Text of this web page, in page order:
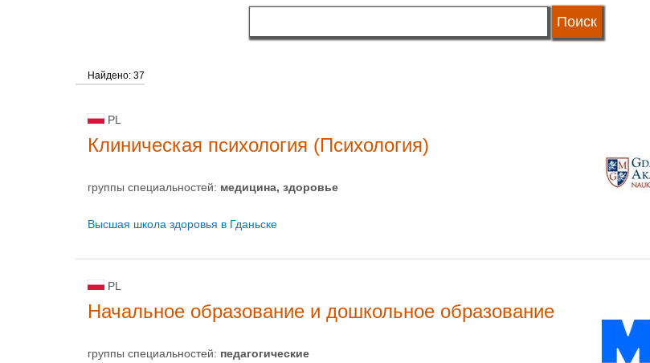
Найдено: 37
PL
Клиническая психология (Психология)
группы специальностей: медицина, здоровье
Высшая школа здоровья в Гданьске
PL
Начальное образование и дошкольное образование
группы специальностей: педагогические